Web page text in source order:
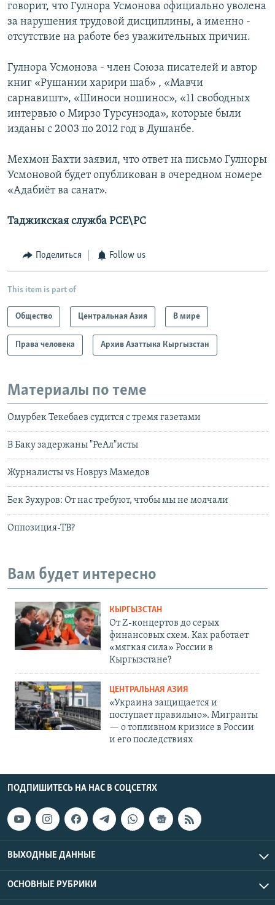
говорит, что Гулнора Усмонова официально уволена
за нарушения трудовой дисциплины, а именно -
отсутствие на работе без уважительных причин.
Гулнора Усмонова - член Союза писателей и автор
книг «Рушании харири шаб» , «Мавчи
сарнавишт», «Шиноси ношинос», «11 свободных
интервью о Мирзо Турсунзода», которые были
изданы с 2003 по 2012 год в Душанбе.
Мехмон Бахти заявил, что ответ на письмо Гулноры
Усмоновой будет опубликован в очередном номере
«Адабиёт ва санат».
Таджикская служба РСЕ\РС
Поделиться Follow us
This item is part of
Общество Центральная Азия В мире
Права человека Архив Азаттыка Кыргызстан
Материалы по теме
Омурбек Текебаев судится с тремя газетами
В Баку задержаны "РеАл"исты
Журналисты vs Новруз Мамедов
Бек Зухуров: От нас требуют, чтобы мы не молчали
Оппозиция-ТВ?
Вам будет интересно
КЫРГЫЗСТАН
От Z-концертов до серых
финансовых схем. Как работает
«мягкая сила» России в
Кыргызстане?
ЦЕНТРАЛЬНАЯ АЗИЯ
«Украина защищается и
поступает правильно». Мигранты
— о топливном кризисе в России
и его последствиях
ПОДПИШИТЕСЬ НА НАС В СОЦСЕТЯХ
ВЫХОДНЫЕ ДАННЫЕ
ОСНОВНЫЕ РУБРИКИ